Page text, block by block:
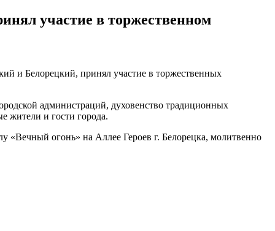
участие в торжественном
и Белорецкий, принял участие в торжественных
администраций, духовенство традиционных
жители и гости города.
огонь» на Аллее Героев г. Белорецка, молитвенно